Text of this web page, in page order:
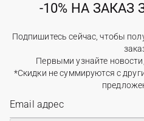
-10% НА
Подпишитесь сейчас, чтобы
Первыми узнайте
*Скидки не суммируются с